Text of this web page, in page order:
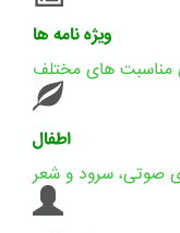
ویژه نامه ها
مناسبت های مختلف
اطفال
صوتی، سرود و شعر